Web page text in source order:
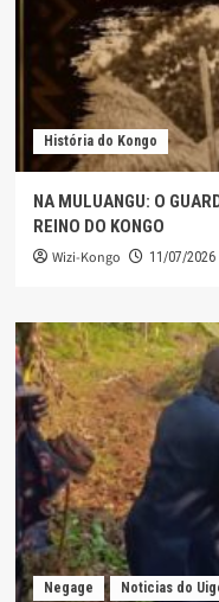
História do Kongo
NA MULUANGU: O
REINO DO KONGO
Wizi-Kongo 11/07/2026
Negage Noticias do